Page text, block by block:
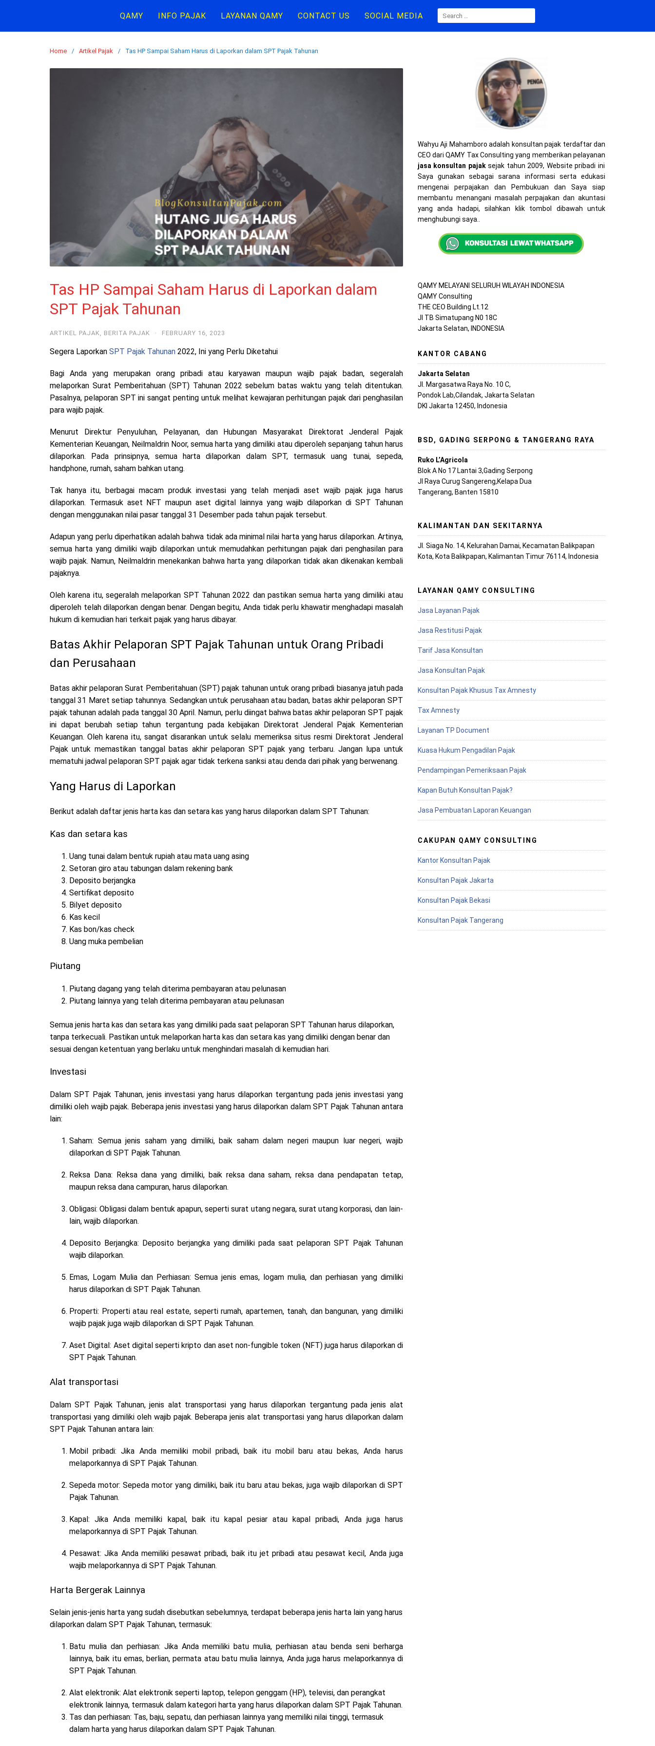
content
QAMY INFO PAJAK LAYANAN QAMY CONTACT US SOCIAL MEDIA
FOR:
Home Artikel Pajak Tas HP Sampai Saham Harus di Laporkan dalam SPT Pajak Tahunan
Tas HP Sampai Saham Harus di Laporkan dalam
SPT Pajak Tahunan
ARTIKEL PAJAK BERITA PAJAK · FEBRUARY 16, 2023
Segera Laporkan SPT Pajak Tahunan 2022, Ini yang Perlu Diketahui
Bagi Anda yang merupakan orang pribadi atau karyawan maupun wajib pajak badan, segeralah
melaporkan Surat Pemberitahuan (SPT) Tahunan 2022 sebelum batas waktu yang telah ditentukan.
Pasalnya, pelaporan SPT ini sangat penting untuk melihat kewajaran perhitungan pajak dari penghasilan
para wajib pajak.
Menurut Direktur Penyuluhan, Pelayanan, dan Hubungan Masyarakat Direktorat Jenderal Pajak
Kementerian Keuangan, Neilmaldrin Noor, semua harta yang dimiliki atau diperoleh sepanjang tahun harus
dilaporkan. Pada prinsipnya, semua harta dilaporkan dalam SPT, termasuk uang tunai, sepeda,
handphone, rumah, saham bahkan utang.
Tak hanya itu, berbagai macam produk investasi yang telah menjadi aset wajib pajak juga harus
dilaporkan. Termasuk aset NFT maupun aset digital lainnya yang wajib dilaporkan di SPT Tahunan
dengan menggunakan nilai pasar tanggal 31 Desember pada tahun pajak tersebut.
Adapun yang perlu diperhatikan adalah bahwa tidak ada minimal nilai harta yang harus dilaporkan. Artinya,
semua harta yang dimiliki wajib dilaporkan untuk memudahkan perhitungan pajak dari penghasilan para
wajib pajak. Namun, Neilmaldrin menekankan bahwa harta yang dilaporkan tidak akan dikenakan kembali
pajaknya.
Oleh karena itu, segeralah melaporkan SPT Tahunan 2022 dan pastikan semua harta yang dimiliki atau
diperoleh telah dilaporkan dengan benar. Dengan begitu, Anda tidak perlu khawatir menghadapi masalah
hukum di kemudian hari terkait pajak yang harus dibayar.
Batas Akhir Pelaporan SPT Pajak Tahunan untuk Orang Pribadi
dan Perusahaan
Batas akhir pelaporan Surat Pemberitahuan (SPT) pajak tahunan untuk orang pribadi biasanya jatuh pada
tanggal 31 Maret setiap tahunnya. Sedangkan untuk perusahaan atau badan, batas akhir pelaporan SPT
pajak tahunan adalah pada tanggal 30 April. Namun, perlu diingat bahwa batas akhir pelaporan SPT pajak
ini dapat berubah setiap tahun tergantung pada kebijakan Direktorat Jenderal Pajak Kementerian
Keuangan. Oleh karena itu, sangat disarankan untuk selalu memeriksa situs resmi Direktorat Jenderal
Pajak untuk memastikan tanggal batas akhir pelaporan SPT pajak yang terbaru. Jangan lupa untuk
mematuhi jadwal pelaporan SPT pajak agar tidak terkena sanksi atau denda dari pihak yang berwenang.
Yang Harus di Laporkan
Berikut adalah daftar jenis harta kas dan setara kas yang harus dilaporkan dalam SPT Tahunan:
Kas dan setara kas
Uang tunai dalam bentuk rupiah atau mata uang asing
Setoran giro atau tabungan dalam rekening bank
Deposito berjangka
Sertifikat deposito
Bilyet deposito
Kas kecil
Kas bon/kas check
Uang muka pembelian
Piutang
Piutang dagang yang telah diterima pembayaran atau pelunasan
Piutang lainnya yang telah diterima pembayaran atau pelunasan
Semua jenis harta kas dan setara kas yang dimiliki pada saat pelaporan SPT Tahunan harus dilaporkan,
tanpa terkecuali. Pastikan untuk melaporkan harta kas dan setara kas yang dimiliki dengan benar dan
sesuai dengan ketentuan yang berlaku untuk menghindari masalah di kemudian hari.
Investasi
Dalam SPT Pajak Tahunan, jenis investasi yang harus dilaporkan tergantung pada jenis investasi yang
dimiliki oleh wajib pajak. Beberapa jenis investasi yang harus dilaporkan dalam SPT Pajak Tahunan antara
lain:
Saham: Semua jenis saham yang dimiliki, baik saham dalam negeri maupun luar negeri, wajib
dilaporkan di SPT Pajak Tahunan.
Reksa Dana: Reksa dana yang dimiliki, baik reksa dana saham, reksa dana pendapatan tetap,
maupun reksa dana campuran, harus dilaporkan.
Obligasi: Obligasi dalam bentuk apapun, seperti surat utang negara, surat utang korporasi, dan lain-
lain, wajib dilaporkan.
Deposito Berjangka: Deposito berjangka yang dimiliki pada saat pelaporan SPT Pajak Tahunan
wajib dilaporkan.
Emas, Logam Mulia dan Perhiasan: Semua jenis emas, logam mulia, dan perhiasan yang dimiliki
harus dilaporkan di SPT Pajak Tahunan.
Properti: Properti atau real estate, seperti rumah, apartemen, tanah, dan bangunan, yang dimiliki
wajib pajak juga wajib dilaporkan di SPT Pajak Tahunan.
Aset Digital: Aset digital seperti kripto dan aset non-fungible token (NFT) juga harus dilaporkan di
SPT Pajak Tahunan.
Alat transportasi
Dalam SPT Pajak Tahunan, jenis alat transportasi yang harus dilaporkan tergantung pada jenis alat
transportasi yang dimiliki oleh wajib pajak. Beberapa jenis alat transportasi yang harus dilaporkan dalam
SPT Pajak Tahunan antara lain:
Mobil pribadi: Jika Anda memiliki mobil pribadi, baik itu mobil baru atau bekas, Anda harus
melaporkannya di SPT Pajak Tahunan.
Sepeda motor: Sepeda motor yang dimiliki, baik itu baru atau bekas, juga wajib dilaporkan di SPT
Pajak Tahunan.
Kapal: Jika Anda memiliki kapal, baik itu kapal pesiar atau kapal pribadi, Anda juga harus
melaporkannya di SPT Pajak Tahunan.
Pesawat: Jika Anda memiliki pesawat pribadi, baik itu jet pribadi atau pesawat kecil, Anda juga
wajib melaporkannya di SPT Pajak Tahunan.
Harta Bergerak Lainnya
Selain jenis-jenis harta yang sudah disebutkan sebelumnya, terdapat beberapa jenis harta lain yang harus
dilaporkan dalam SPT Pajak Tahunan, termasuk:
Batu mulia dan perhiasan: Jika Anda memiliki batu mulia, perhiasan atau benda seni berharga
lainnya, baik itu emas, berlian, permata atau batu mulia lainnya, Anda juga harus melaporkannya di
SPT Pajak Tahunan.
Alat elektronik: Alat elektronik seperti laptop, telepon genggam (HP), televisi, dan perangkat
elektronik lainnya, termasuk dalam kategori harta yang harus dilaporkan dalam SPT Pajak Tahunan.
Tas dan perhiasan: Tas, baju, sepatu, dan perhiasan lainnya yang memiliki nilai tinggi, termasuk
dalam harta yang harus dilaporkan dalam SPT Pajak Tahunan.
Wahyu Aji Mahamboro adalah konsultan pajak terdaftar dan
CEO dari QAMY Tax Consulting yang memberikan pelayanan
jasa konsultan pajaksejak tahun 2009, Website pribadi ini
Saya gunakan sebagai sarana informasi serta edukasi
mengenai perpajakan dan Pembukuan dan Saya siap
membantu menangani masalah perpajakan dan akuntasi
yang anda hadapi, silahkan klik tombol dibawah untuk
menghubungi saya..
QAMY MELAYANI SELURUH WILAYAH INDONESIA
QAMY Consulting
THE CEO Building Lt.12
Jl TB Simatupang N0 18C
Jakarta Selatan, INDONESIA
KANTOR CABANG
Jakarta Selatan
Jl. Margasatwa Raya No. 10 C,
Pondok Lab,Cilandak, Jakarta Selatan
DKI Jakarta 12450, Indonesia
BSD, GADING SERPONG & TANGERANG RAYA
Ruko L’Agricola
Blok A No 17 Lantai 3,Gading Serpong
Jl Raya Curug Sangereng,Kelapa Dua
Tangerang, Banten 15810
KALIMANTAN DAN SEKITARNYA
Jl. Siaga No. 14, Kelurahan Damai, Kecamatan Balikpapan
Kota, Kota Balikpapan, Kalimantan Timur 76114, Indonesia
LAYANAN QAMY CONSULTING
Jasa Layanan Pajak
Jasa Restitusi Pajak
Tarif Jasa Konsultan
Jasa Konsultan Pajak
Konsultan Pajak Khusus Tax Amnesty
Tax Amnesty
Layanan TP Document
Kuasa Hukum Pengadilan Pajak
Pendampingan Pemeriksaan Pajak
Kapan Butuh Konsultan Pajak?
Jasa Pembuatan Laporan Keuangan
CAKUPAN QAMY CONSULTING
Kantor Konsultan Pajak
Konsultan Pajak Jakarta
Konsultan Pajak Bekasi
Konsultan Pajak Tangerang